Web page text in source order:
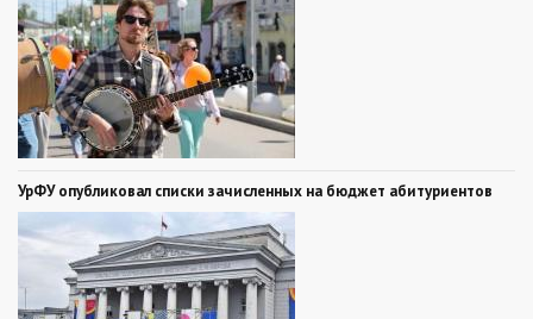
УрФУ опубликовал списки зачисленных на бюджет абитуриентов